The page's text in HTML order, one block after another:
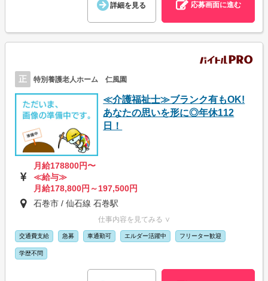
詳細を見る 応募画面に進む
正 特別養護老人ホーム 仁風園
≪介護福祉士≫ブランク有もOK!
あなたの思いを形に◎年休112
日！
月給178800円〜
≪給与≫
月給178,800円～197,500円
石巻市 / 仙石線 石巻駅
仕事内容を見てみる ∨
交通費支給 急募 車通勤可 エルダー活躍中 フリーター歓迎
学歴不問